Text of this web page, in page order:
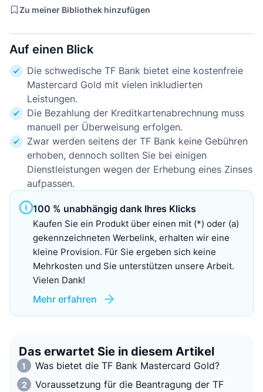
Zu meiner Bibliothek hinzufügen
Auf einen Blick
Die schwedische TF Bank bietet eine kostenfreie
Mastercard Gold mit vielen inkludierten
Leistungen.
Die Bezahlung der Kreditkartenabrechnung muss
manuell per Überweisung erfolgen.
Zwar werden seitens der TF Bank keine Gebühren
erhoben, dennoch sollten Sie bei einigen
Dienstleistungen wegen der Erhebung eines Zinses
aufpassen.
100 % unabhängig dank Ihres Klicks
Kaufen Sie ein Produkt über einen mit (*) oder (a)
gekennzeichneten Werbelink, erhalten wir eine
kleine Provision. Für Sie ergeben sich keine
Mehrkosten und Sie unterstützen unsere Arbeit.
Vielen Dank!
Mehr erfahren
Das erwartet Sie in diesem Artikel
Was bietet die TF Bank Mastercard Gold?
Voraussetzung für die Beantragung der TF